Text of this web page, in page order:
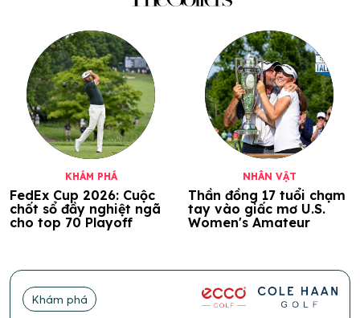
KHÁM PHÁ
FedEx Cup 2026: Cuộc
chốt sổ đầy nghiệt ngã
cho top 70 Playoff
NHÂN VẬT
Thần đồng 17 tuổi chạm
tay vào giấc mơ U.S.
Women's Amateur
Khám phá